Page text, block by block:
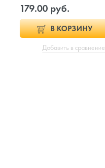
179.00 руб.
В КОРЗИНУ
Добавить в сравнение